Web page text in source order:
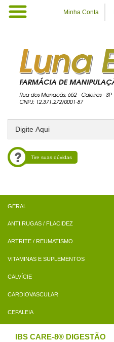
Minha Conta
Tire suas dúvidas
ANTI RUGAS / FLACIDEZ
ARTRITE / REUMATISMO
VITAMINAS E SUPLEMENTOS
CALVÍCIE
CARDIOVASCULAR
CEFALEIA
IBS CARE-8® DIGESTÃO